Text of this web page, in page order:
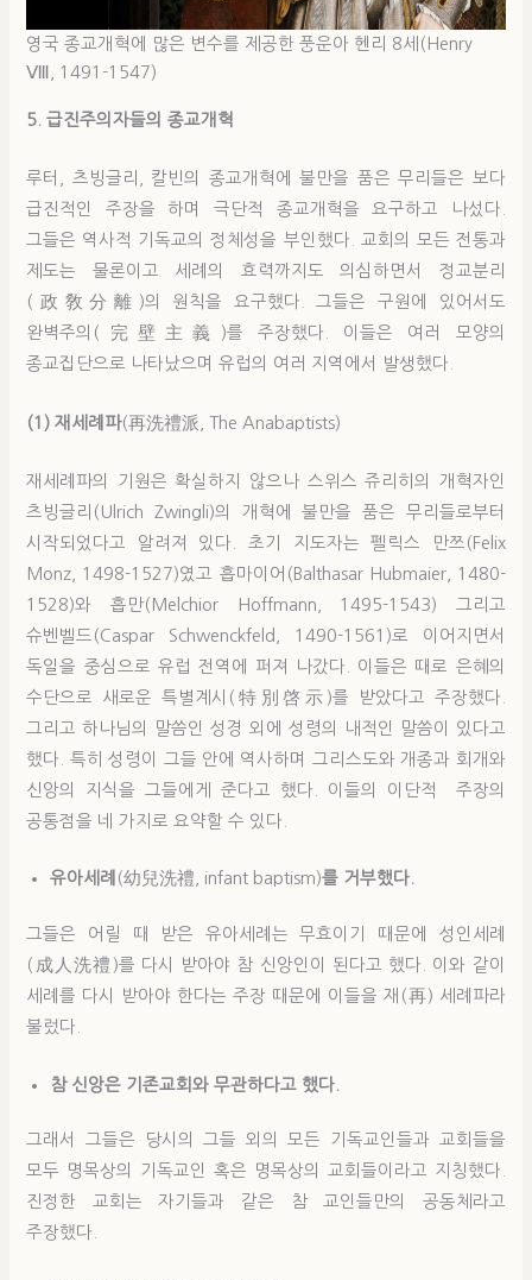
영국 종교개혁에 많은 변수를 제공한 풍운아 헨리 8세(Henry
Ⅷ, 1491-1547)
5. 급진주의자들의 종교개혁
루터, 츠빙글리, 칼빈의 종교개혁에 불만을 품은 무리들은 보다
급진적인 주장을 하며 극단적 종교개혁을 요구하고 나섰다.
그들은 역사적 기독교의 정체성을 부인했다. 교회의 모든 전통과
제도는 물론이고 세례의 효력까지도 의심하면서 정교분리
(政敎分離)의 원칙을 요구했다. 그들은 구원에 있어서도
완벽주의(完壁主義)를 주장했다. 이들은 여러 모양의
종교집단으로 나타났으며 유럽의 여러 지역에서 발생했다.
(1)재세례파(再洗禮派, The Anabaptists)
재세례파의 기원은 확실하지 않으나 스위스 쥬리히의 개혁자인
츠빙글리(Ulrich Zwingli)의 개혁에 불만을 품은 무리들로부터
시작되었다고 알려져 있다. 초기 지도자는 펠릭스 만쯔(Felix
Monz, 1498-1527)였고 흡마이어(Balthasar Hubmaier, 1480-
1528)와 흡만(Melchior Hoffmann, 1495-1543) 그리고
슈벤벨드(Caspar Schwenckfeld, 1490-1561)로 이어지면서
독일을 중심으로 유럽 전역에 퍼져 나갔다. 이들은 때로 은혜의
수단으로 새로운 특별계시(特別啓示)를 받았다고 주장했다.
그리고 하나님의 말씀인 성경 외에 성령의 내적인 말씀이 있다고
했다. 특히 성령이 그들 안에 역사하며 그리스도와 개종과 회개와
신앙의 지식을 그들에게 준다고 했다. 이들의 이단적 주장의
공통점을 네 가지로 요약할 수 있다.
유아세례 (幼兒洗禮, infant baptism)를 거부했다.
그들은 어릴 때 받은 유아세례는 무효이기 때문에 성인세례
(成人洗禮)를 다시 받아야 참 신앙인이 된다고 했다. 이와 같이
세례를 다시 받아야 한다는 주장 때문에 이들을 재(再) 세례파라
불렀다.
참 신앙은 기존교회와 무관하다고 했다.
그래서 그들은 당시의 그들 외의 모든 기독교인들과 교회들을
모두 명목상의 기독교인 혹은 명목상의 교회들이라고 지칭했다.
진정한 교회는 자기들과 같은 참 교인들만의 공동체라고
주장했다.